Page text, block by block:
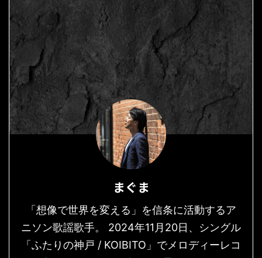
まぐま
「想像で世界を変える」を信条に活動するア
ニソン歌謡歌手。 2024年11月20日、シングル
「ふたりの神戸 / KOIBITO」でメロディーレコ